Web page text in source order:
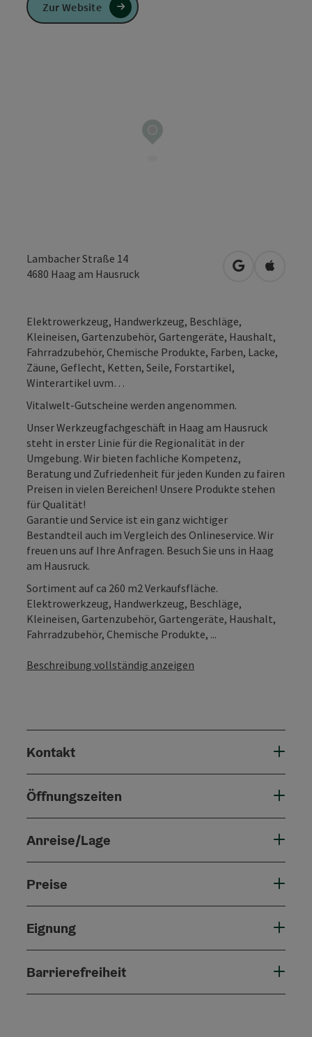
Lambacher Straße 14
4680 Haag am Hausruck in Google
in
Elektrowerkzeug, Handwerkzeug, Beschläge,
Kleineisen, Gartenzubehör, Gartengeräte, Haushalt,
Fahrradzubehör, Chemische Produkte, Farben, Lacke,
Zäune, Geflecht, Ketten, Seile, Forstartikel,
Winterartikel uvm…
Vitalwelt-Gutscheine werden angenommen.
Unser Werkzeugfachgeschäft in Haag am Hausruck
steht in erster Linie für die Regionalität in der
Umgebung. Wir bieten fachliche Kompetenz,
Beratung und Zufriedenheit für jeden Kunden zu fairen
Preisen in vielen Bereichen! Unsere Produkte stehen
für Qualität!
Garantie und Service ist ein ganz wichtiger
Bestandteil auch im Vergleich des Onlineservice. Wir
freuen uns auf Ihre Anfragen. Besuch Sie uns in Haag
am Hausruck.
Sortiment auf ca 260 m2 Verkaufsfläche.
Elektrowerkzeug, Handwerkzeug, Beschläge,
Kleineisen, Gartenzubehör, Gartengeräte, Haushalt,
Fahrradzubehör, Chemische Produkte, ...
Beschreibung vollständig anzeigen
Kontakt
Öffnungszeiten
Anreise/Lage
Preise
Eignung
Barrierefreiheit
Zur Website